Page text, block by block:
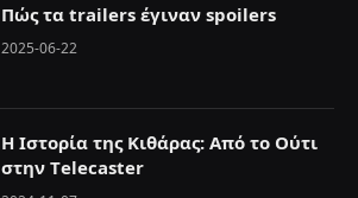
Πώς τα trailers έγιναν spoilers
2025-06-22
Η Ιστορία της Κιθάρας: Από το Ούτι
στην Τelecaster